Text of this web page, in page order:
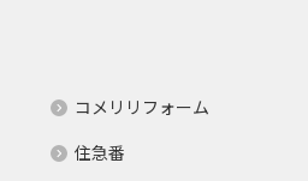
コメリリフォーム
住急番